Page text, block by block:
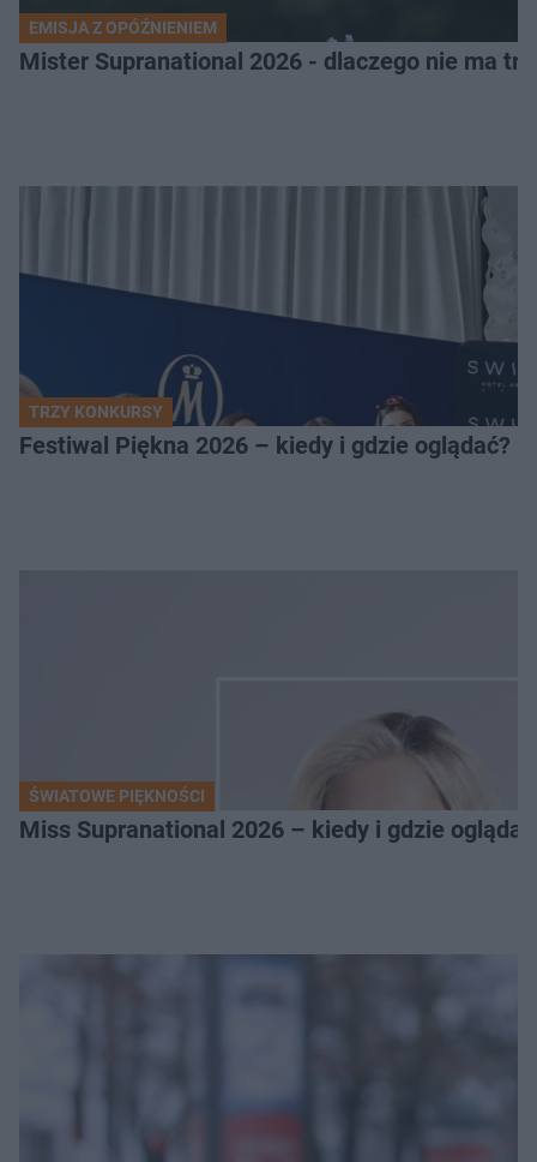
EMISJA Z OPÓŹNIENIEM
Mister Supranational 2026 - dlaczego nie ma
TRZY KONKURSY
Festiwal Piękna 2026 – kiedy i gdzie oglądać?
ŚWIATOWE PIĘKNOŚCI
Miss Supranational 2026 – kiedy i gdzie